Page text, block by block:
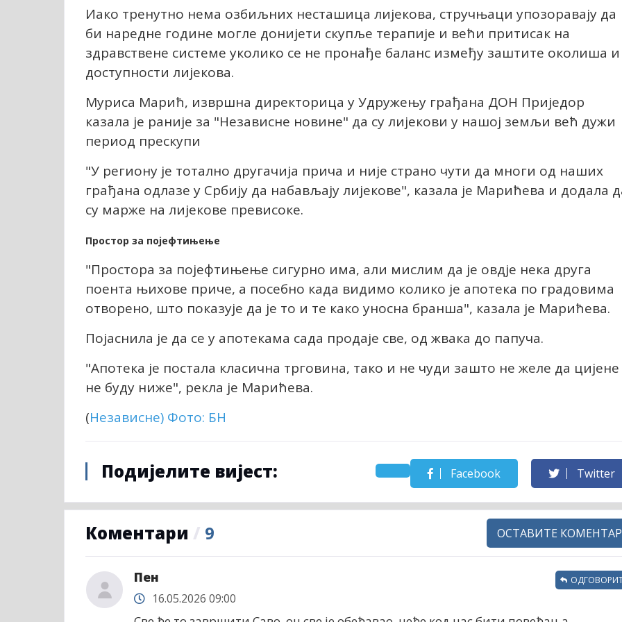
Иако тренутно нема озбиљних несташица лијекова, стручњаци упозоравају да
би наредне године могле донијети скупље терапије и већи притисак на
здравствене системе уколико се не пронађе баланс између заштите околиша и
доступности лијекова.
Муриса Марић, извршна директорица у Удружењу грађана ДОН Приједор
казала је раније за "Независне новине" да су лијекови у нашој земљи већ дужи
период прескупи
"У региону је тотално другачија прича и није страно чути да многи од наших
грађана одлазе у Србију да набављају лијекове", казала је Марићева и додала
су марже на лијекове превисоке.
Простор за појефтињење
"Простора за појефтињење сигурно има, али мислим да је овдје нека друга
поента њихове приче, а посебно када видимо колико је апотека по градовима
отворено, што показује да је то и те како уносна бранша", казала је Марићева.
Појаснила је да се у апотекама сада продаје све, од жвака до папуча.
"Апотека је постала класична трговина, тако и не чуди зашто не желе да цијене
не буду ниже", рекла је Марићева.
(Независне) Фото: БН
Подијелите вијест: Facebook Twitter
Коментари / 9 ОСТАВИТЕ КОМЕНТАР
Пен
16.05.2026 09:00